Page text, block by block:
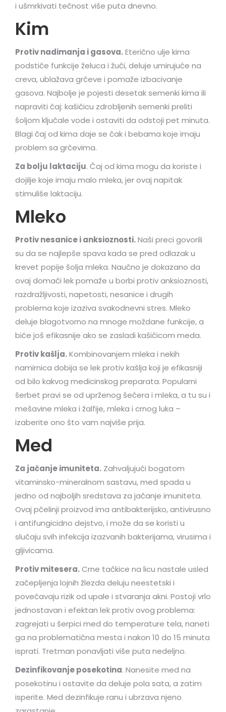
i ušmrkivati tečnost više puta dnevno.
Kim
Protiv nadimanja i gasova.Eterično ulje kima
podstiče funkcije želuca i žuči, deluje umirujuće na
creva, ublažava grčeve i pomaže izbacivanje
gasova. Najbolje je pojesti desetak semenki kima ili
napraviti čaj: kašičicu zdrobljenih semenki preliti
šoljom ključale vode i ostaviti da odstoji pet minuta.
Blagi čaj od kima daje se čak i bebama koje imaju
problem sa grčevima.
Za bolju laktaciju. Čaj od kima mogu da koriste i
dojilje koje imaju malo mleka, jer ovaj napitak
stimuliše laktaciju.
Mleko
Protiv nesanice i anksioznosti.Naši preci govorili
su da se najlepše spava kada se pred odlazak u
krevet popije šolja mleka. Naučno je dokazano da
ovaj domaći lek pomaže u borbi protiv anksioznosti,
razdražljivosti, napetosti, nesanice i drugih
problema koje izaziva svakodnevni stres. Mleko
deluje blagotvorno na mnoge moždane funkcije, a
biće još efikasnije ako se zasladi kašičicom meda.
Protiv kašlja.Kombinovanjem mleka i nekih
namirnica dobija se lek protiv kašlja koji je efikasniji
od bilo kakvog medicinskog preparata. Popularni
šerbet pravi se od uprženog šećera i mleka, a tu su i
mešavine mleka i žalfije, mleka i crnog luka –
izaberite ono što vam najviše prija.
Med
Za jačanje imuniteta. Zahvaljujući bogatom
vitaminsko-mineralnom sastavu, med spada u
jedno od najboljih sredstava za jačanje imuniteta.
Ovaj pčelinji proizvod ima antibakterijsko, antivirusno
i antifungicidno dejstvo, i može da se koristi u
slučaju svih infekcija izazvanih bakterijama, virusima i
gljivicama.
Protiv mitesera.Crne tačkice na licu nastale usled
začepljenja lojnih žlezda deluju neestetski i
povećavaju rizik od upale i stvaranja akni. Postoji vrlo
jednostavan i efektan lek protiv ovog problema:
zagrejati u šerpici med do temperature tela, naneti
ga na problematična mesta i nakon 10 do 15 minuta
isprati. Tretman ponavljati više puta nedeljno.
Dezinfikovanje posekotina. Nanesite med na
posekotinu i ostavite da deluje pola sata, a zatim
isperite. Med dezinfikuje ranu i ubrzava njeno